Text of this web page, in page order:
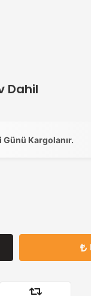
Dahil
Kargolanır.